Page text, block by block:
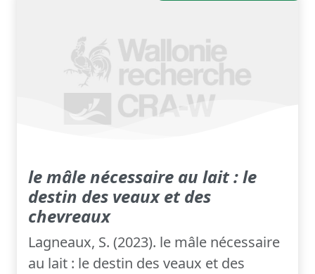
le mâle nécessaire au lait : le
destin des veaux et des
chevreaux
Lagneaux, S. (2023). le mâle nécessaire
au lait : le destin des veaux et des